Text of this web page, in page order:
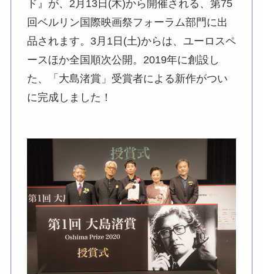
ド』が、2月13日(木)から開催される、第75
回ベルリン国際映画祭フォーラム部門に出
品されます。3月1日(土)からは、ユーロスペ
ースほか全国順次公開。2019年に創設し
た、「大島渚賞」受賞者による新作がつい
に完成しました！